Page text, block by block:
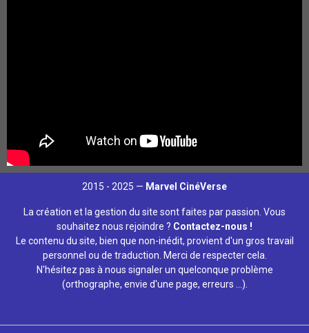
2015 - 2025 — Marvel CinéVerse
La création et la gestion du site sont faites par passion. Vous
souhaitez nous rejoindre ? Contactez-nous !
Le contenu du site, bien que non-inédit, provient d'un gros travail
personnel ou de traduction. Merci de respecter cela.
N'hésitez pas à nous signaler un quelconque problème
(orthographe, envie d'une page, erreurs ...).